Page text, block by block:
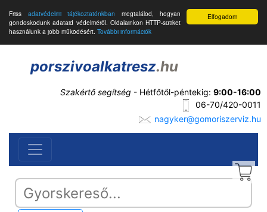
Elfogadom
Friss adatvédelmi tájékoztatónkban megtalálod, hogyan
gondoskodunk adataid védelméről. Oldalainkon HTTP-sütiket
használunk a jobb működésért. További információk
porszivoalkatresz.hu
Szakértő segítség - Hétfőtől-péntekig: 9:00-16:00
06-70/420-0011
nagyker@gomoriszerviz.hu